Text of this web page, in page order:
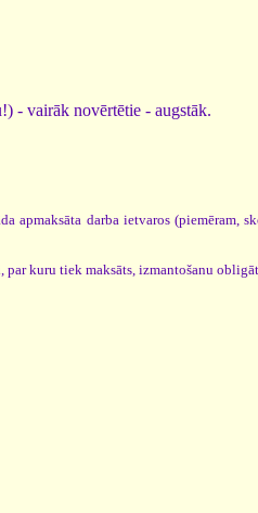
- vairāk novērtētie - augstāk.
apmaksāta darba ietvaros (piemēram,
kuru tiek maksāts, izmantošanu